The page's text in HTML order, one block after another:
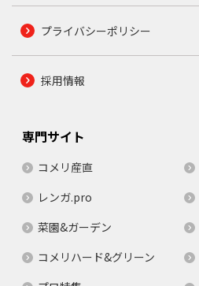
プライバシーポリシー
採用情報
専門サイト
コメリ産直
レンガ.pro
菜園&ガーデン
コメリハード&グリーン